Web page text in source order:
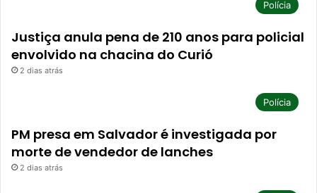
Polícia
Justiça anula pena de 210 anos para policial
envolvido na chacina do Curió
2 dias atrás
Polícia
PM presa em Salvador é investigada por
morte de vendedor de lanches
2 dias atrás